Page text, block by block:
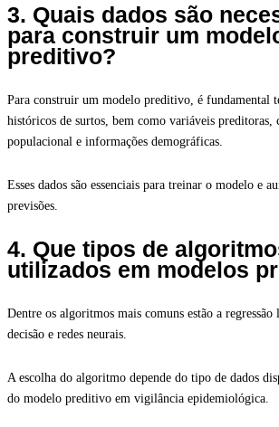
3. Quais dados são
para construir um
preditivo?
Para construir um modelo preditivo, é fundamental
históricos de surtos, bem como variáveis preditoras,
populacional e informações demográficas.
Esses dados são essenciais para treinar o modelo e
previsões.
4. Que tipos de
utilizados em modelos
Dentre os algoritmos mais comuns estão a
decisão e redes neurais.
A escolha do algoritmo depende do tipo de dados
do modelo preditivo em vigilância epidemiológica.